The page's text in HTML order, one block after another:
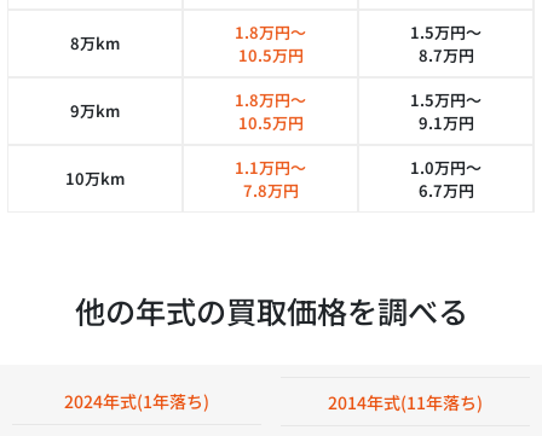
8万km
1.8万円～
10.5万円
1.5万円～
8.7万円
9万km
1.8万円～
10.5万円
1.5万円～
9.1万円
10万km
1.1万円～
7.8万円
1.0万円～
6.7万円
他の年式の買取価格を調べる
2024年式(1年落ち)
2014年式(11年落ち)